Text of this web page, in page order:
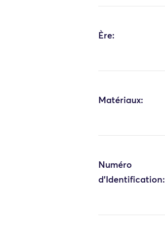
Ère:
Matériaux:
Numéro
d'Identification: